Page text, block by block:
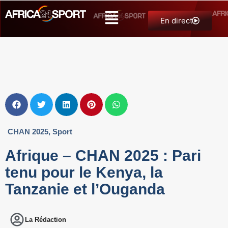
En direct
CHAN 2025, Sport
Afrique – CHAN 2025 : Pari
tenu pour le Kenya, la
Tanzanie et l’Ouganda
La Rédaction